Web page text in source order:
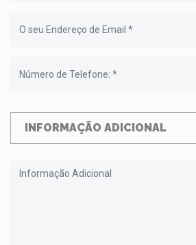
INFORMAÇÃO ADICIONAL